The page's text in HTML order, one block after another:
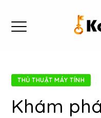
THỦ THUẬT MÁY TÍNH
Khám